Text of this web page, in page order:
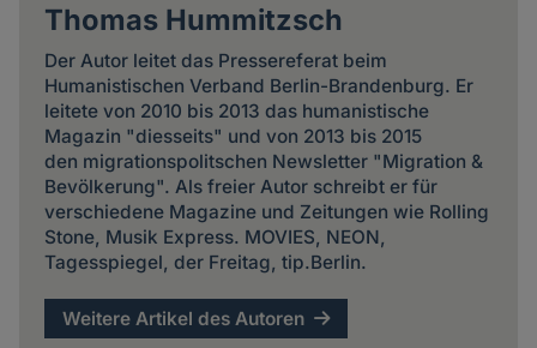
Thomas Hummitzsch
Der Autor leitet das Pressereferat beim
Humanistischen Verband Berlin-Brandenburg. Er
leitete von 2010 bis 2013 das humanistische
Magazin "diesseits" und von 2013 bis 2015
den migrationspolitschen Newsletter "Migration &
Bevölkerung". Als freier Autor schreibt er für
verschiedene Magazine und Zeitungen wie Rolling
Stone, Musik Express. MOVIES, NEON,
Tagesspiegel, der Freitag, tip.Berlin.
Weitere Artikel des Autoren